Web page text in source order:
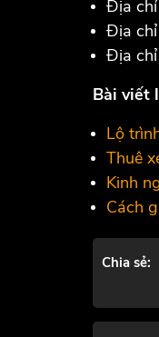
Địa chỉ
Địa chỉ
Địa chỉ
Bài viết
Lộ
Thuê
Kinh
Cách
Chia sẻ: